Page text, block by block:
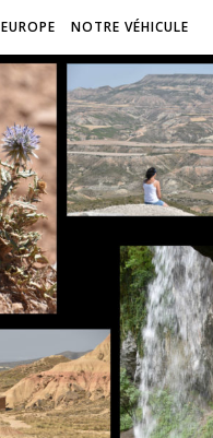
EUROPE NOTRE VÉHICULE